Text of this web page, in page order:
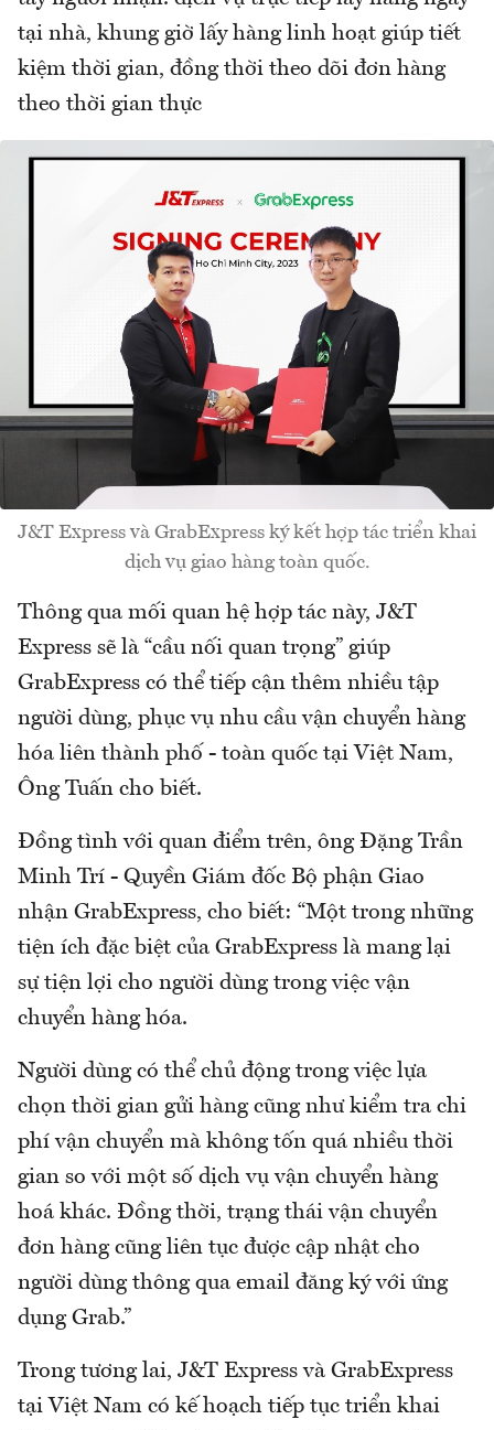
tại nhà, khung giờ lấy hàng linh hoạt giúp tiết
kiệm thời gian, đồng thời theo dõi đơn hàng
theo thời gian thực
J&T Express và GrabExpress ký kết hợp tác triển khai
dịch vụ giao hàng toàn quốc.
Thông qua mối quan hệ hợp tác này, J&T
Express sẽ là “cầu nối quan trọng” giúp
GrabExpress có thể tiếp cận thêm nhiều tập
người dùng, phục vụ nhu cầu vận chuyển hàng
hóa liên thành phố - toàn quốc tại Việt Nam,
Ông Tuấn cho biết.
Đồng tình với quan điểm trên, ông Đặng Trần
Minh Trí - Quyền Giám đốc Bộ phận Giao
nhận GrabExpress, cho biết: “Một trong những
tiện ích đặc biệt của GrabExpress là mang lại
sự tiện lợi cho người dùng trong việc vận
chuyển hàng hóa.
Người dùng có thể chủ động trong việc lựa
chọn thời gian gửi hàng cũng như kiểm tra chi
phí vận chuyển mà không tốn quá nhiều thời
gian so với một số dịch vụ vận chuyển hàng
hoá khác. Đồng thời, trạng thái vận chuyển
đơn hàng cũng liên tục được cập nhật cho
người dùng thông qua email đăng ký với ứng
dụng Grab.”
Trong tương lai, J&T Express và GrabExpress
tại Việt Nam có kế hoạch tiếp tục triển khai